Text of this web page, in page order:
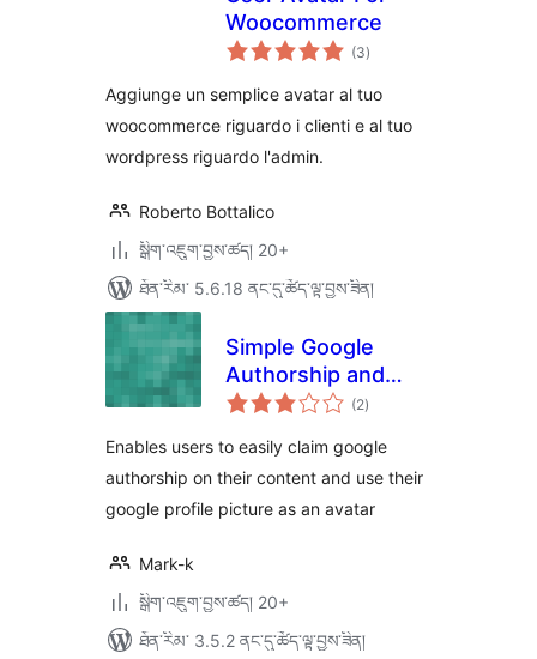
Woocommerce
(3གདེང་
འཇོག་
ཚང་།
)
Aggiunge un semplice avatar al tuo
woocommerce riguardo i clienti e al tuo
wordpress riguardo l'admin.
Roberto Bottalico
སྒྲིག་འཇུག་བྱས་ཚད། 20+
ཐོན་རིམ་ 5.6.18 ནང་དུ་ཚོད་ལྟ་བྱས་ཟིན།
Simple Google
Authorship and
Avatar
(2གདེང་
འཇོག་
ཚང་།
)
Enables users to easily claim google
authorship on their content and use their
google profile picture as an avatar
Mark-k
སྒྲིག་འཇུག་བྱས་ཚད། 20+
ཐོན་རིམ་ 3.5.2 ནང་དུ་ཚོད་ལྟ་བྱས་ཟིན།